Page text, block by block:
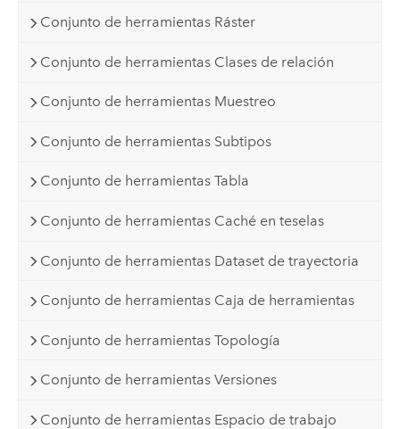
Conjunto de herramientas Ráster
Conjunto de herramientas Clases de relación
Conjunto de herramientas Muestreo
Conjunto de herramientas Subtipos
Conjunto de herramientas Tabla
Conjunto de herramientas Caché en teselas
Conjunto de herramientas Dataset de trayectoria
Conjunto de herramientas Caja de herramientas
Conjunto de herramientas Topología
Conjunto de herramientas Versiones
Conjunto de herramientas Espacio de trabajo